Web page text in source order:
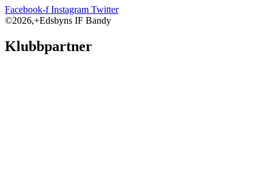
Facebook-f Instagram Twitter
©2026,+Edsbyns IF Bandy
Klubbpartner